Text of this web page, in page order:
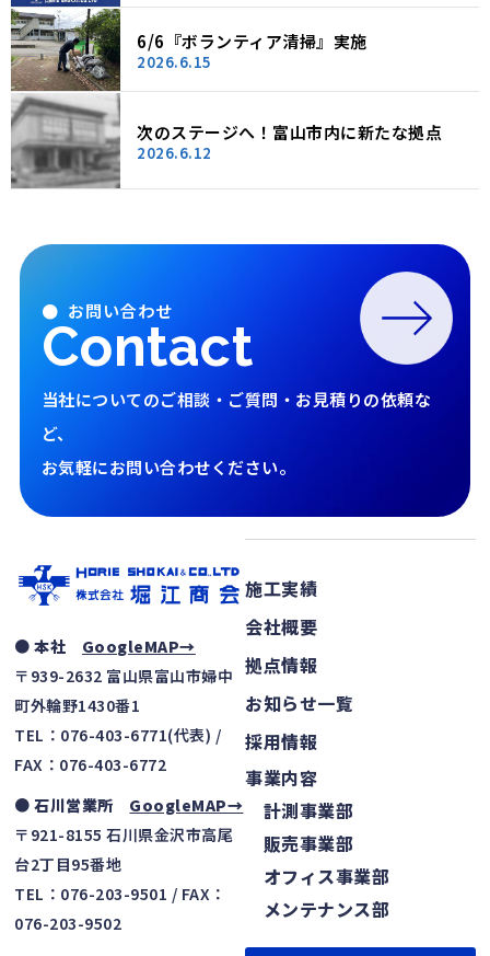
6/6『ボランティア清掃』実施
2026.6.15
次のステージへ！富山市内に新たな拠点
2026.6.12
● お問い合わせ
Contact
当社についてのご相談・ご質問・お見積りの依頼な
ど、
お気軽にお問い合わせください。
● 本社 GoogleMAP→
〒939-2632 富山県富山市婦中
町外輪野1430番1
TEL：076-403-6771(代表) /
FAX：076-403-6772
● 石川営業所 GoogleMAP→
〒921-8155 石川県金沢市高尾
台2丁目95番地
TEL：076-203-9501 / FAX：
076-203-9502
施工実績
会社概要
拠点情報
お知らせ一覧
採用情報
事業内容
計測事業部
販売事業部
オフィス事業部
メンテナンス部